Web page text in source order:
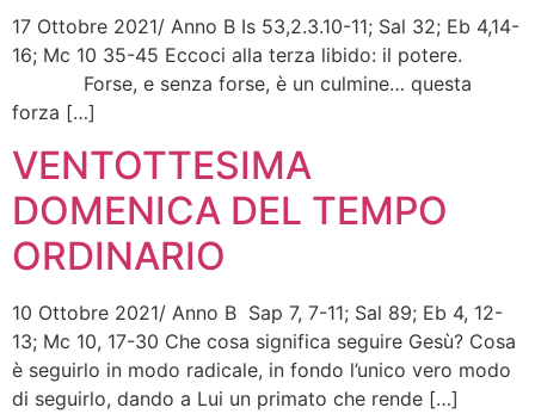
17 Ottobre 2021/ Anno B Is 53,2.3.10-11; Sal 32; Eb 4,14-
16; Mc 10 35-45 Eccoci alla terza libido: il potere.
Forse, e senza forse, è un culmine… questa
forza […]
VENTOTTESIMA
DOMENICA DEL TEMPO
ORDINARIO
10 Ottobre 2021/ Anno B Sap 7, 7-11; Sal 89; Eb 4, 12-
13; Mc 10, 17-30 Che cosa significa seguire Gesù? Cosa
è seguirlo in modo radicale, in fondo l’unico vero modo
di seguirlo, dando a Lui un primato che rende […]